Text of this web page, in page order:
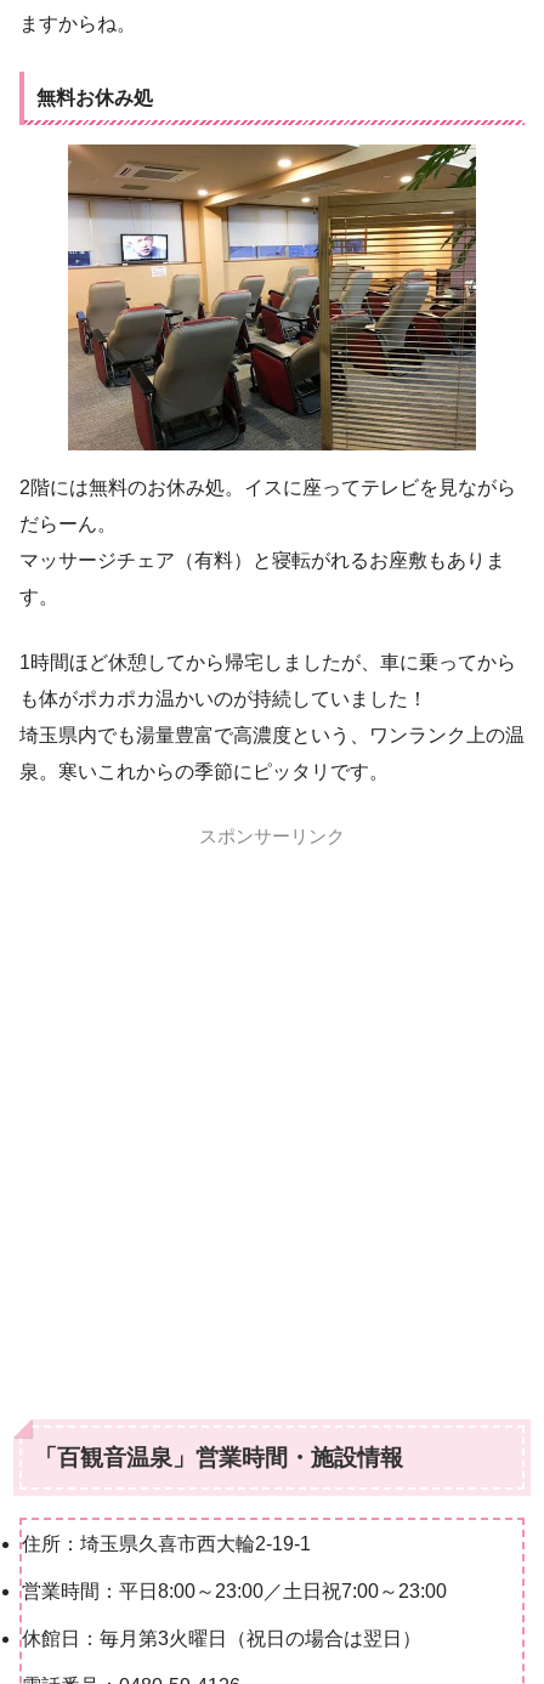
ますからね。
無料お休み処
2階には無料のお休み処。イスに座ってテレビを見ながら
だらーん。
マッサージチェア（有料）と寝転がれるお座敷もありま
す。
1時間ほど休憩してから帰宅しましたが、車に乗ってから
も体がポカポカ温かいのが持続していました！
埼玉県内でも湯量豊富で高濃度という、ワンランク上の温
泉。寒いこれからの季節にピッタリです。
スポンサーリンク
「百観音温泉」営業時間・施設情報
住所：埼玉県久喜市西大輪2-19-1
営業時間：平日8:00～23:00／土日祝7:00～23:00
休館日：毎月第3火曜日（祝日の場合は翌日）